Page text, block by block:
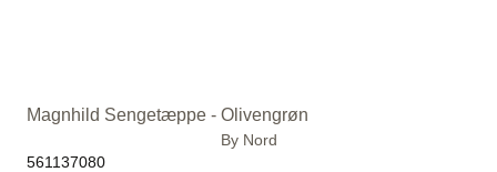
Magnhild Sengetæppe - Olivengrøn
By Nord
561137080